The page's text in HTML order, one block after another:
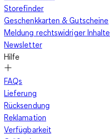
Storefinder
Geschenkkarten & Gutscheine
Meldung rechtswidriger Inhalte
Newsletter
Hilfe
FAQs
Lieferung
Rücksendung
Reklamation
Verfügbarkeit